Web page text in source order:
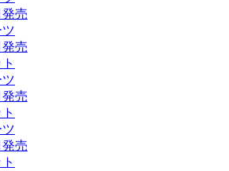
発売
発売
発売
発売